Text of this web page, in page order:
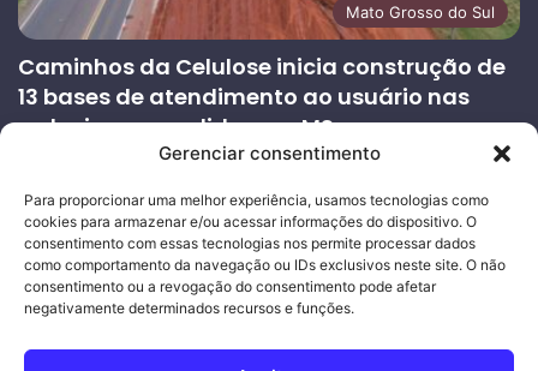
Gerenciar consentimento
Para proporcionar uma melhor experiência, usamos tecnologias como
cookies para armazenar e/ou acessar informações do dispositivo. O
consentimento com essas tecnologias nos permite processar dados
como comportamento da navegação ou IDs exclusivos neste site. O não
consentimento ou a revogação do consentimento pode afetar
negativamente determinados recursos e funções.
Mato Grosso do Sul
Caminhos da Celulose inicia construção de
13 bases de atendimento ao usuário nas
rodovias concedidas em MS
Página
anterior
Próxima
página
Ouro Empresas- Desenvolvimento Web